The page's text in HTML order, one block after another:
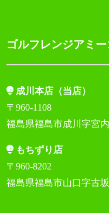
ゴルフレンジアミ
成川本店（当店）
〒960-1108
福島県福島市成川字宮
もちずり店
〒960-8202
福島県福島市山口字古